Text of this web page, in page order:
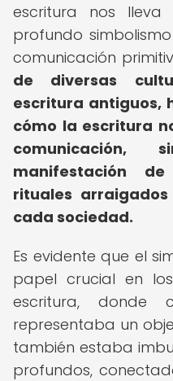
escritura nos
profundo
comunicación
de diversas
escritura antiguos,
cómo la escritura
comunicación,
manifestación
rituales
cada sociedad.
Es evidente que el
papel crucial en
escritura,
representaba un
también estaba
profundos,